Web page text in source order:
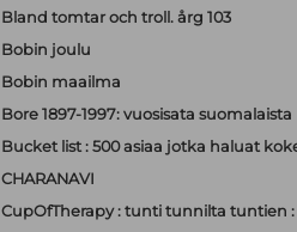
Bland tomtar och troll. årg 103
Bobin joulu
Bobin maailma
Bore 1897-1997: vuosisata
Bucket list : 500 asiaa jotka haluat
CHARANAVI
CupOfTherapy : tunti tunnilta tuntien